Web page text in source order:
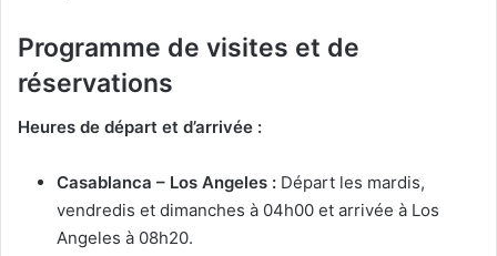
Programme de visites et de
réservations
Heures de départ et d’arrivée :
Casablanca – Los Angeles : Départ les mardis,
vendredis et dimanches à 04h00 et arrivée à Los
Angeles à 08h20.